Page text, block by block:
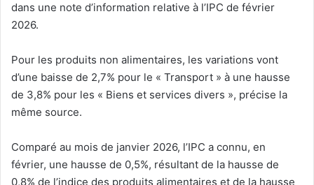
dans une note d’information relative à l’IPC de février
2026.
Pour les produits non alimentaires, les variations vont
d’une baisse de 2,7% pour le « Transport » à une hausse
de 3,8% pour les « Biens et services divers », précise la
même source.
Comparé au mois de janvier 2026, l’IPC a connu, en
février, une hausse de 0,5%, résultant de la hausse de
0,8% de l’indice des produits alimentaires et de la hausse